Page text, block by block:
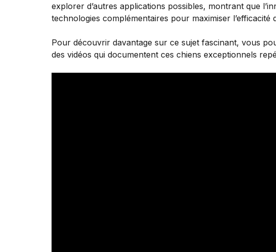
explorer d’autres applications possibles, montrant que
technologies complémentaires pour maximiser l’efficacité
Pour découvrir davantage sur ce sujet fascinant, vous
des vidéos qui documentent ces chiens exceptionnels